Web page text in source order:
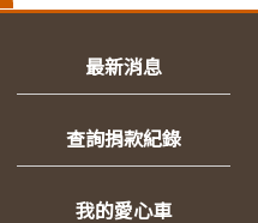
最新消息
查詢捐款紀錄
我的愛心車